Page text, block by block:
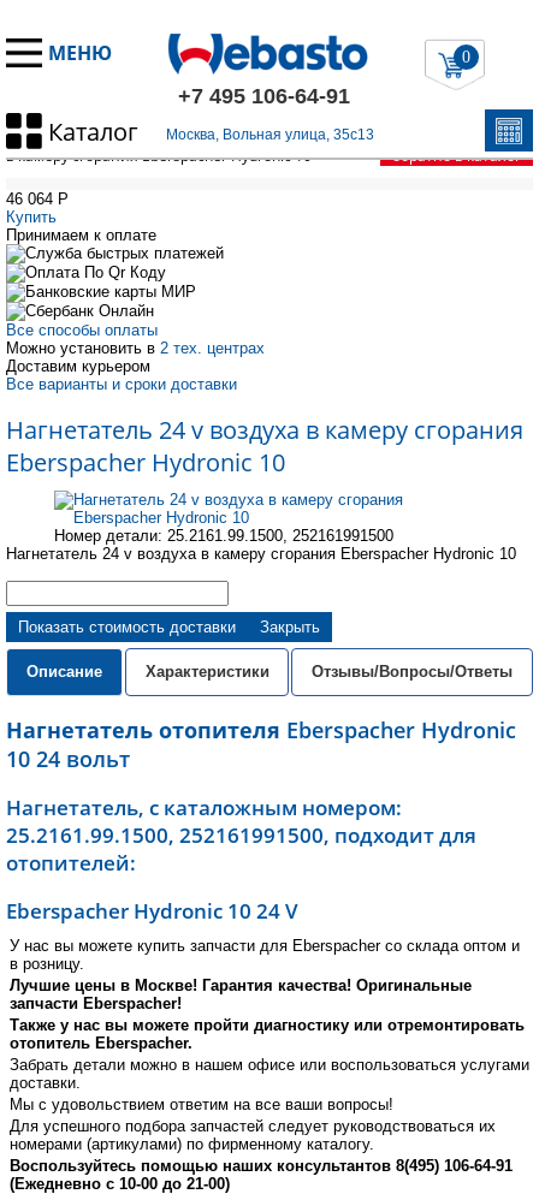
МЕНЮ
+7 495 106-64-91
Москва, Вольная улица, 35с13
Каталог
0
Главная/Запчасти Эберспехер/HYDRONIC 10/ Нагнетатель 24 v воздуха
в камеру сгорания Eberspacher Hydronic 10
обратно в каталог
Принимаем к оплате
Все способы оплаты
Можно установить в 2 тех. центрах
Доставим курьером
Все варианты и сроки доставки
46 064 P
Купить
Нагнетатель 24 v воздуха в камеру сгорания
Eberspacher Hydronic 10
Номер детали: 25.2161.99.1500, 252161991500
Нагнетатель 24 v воздуха в камеру сгорания Eberspacher Hydronic 10
Показать стоимость доставки Закрыть
Описание Характеристики Отзывы/Вопросы/Ответы
Нагнетатель отопителя Eberspacher Hydronic
10 24 вольт
Нагнетатель, с каталожным номером:
25.2161.99.1500, 252161991500, подходит для
отопителей:
Eberspacher Hydronic 10 24 V
У нас вы можете купить запчасти для Eberspacher со склада оптом и
в розницу.
Лучшие цены в Москве! Гарантия качества! Оригинальные
запчасти Eberspacher!
Также у нас вы можете пройти диагностику или отремонтировать
отопитель Eberspacher.
Забрать детали можно в нашем офисе или воспользоваться услугами
доставки.
Мы с удовольствием ответим на все ваши вопросы!
Для успешного подбора запчастей следует руководствоваться их
номерами (артикулами) по фирменному каталогу.
Воспользуйтесь помощью наших консультантов 8(495) 106-64-91
(Ежедневно с 10-00 до 21-00)